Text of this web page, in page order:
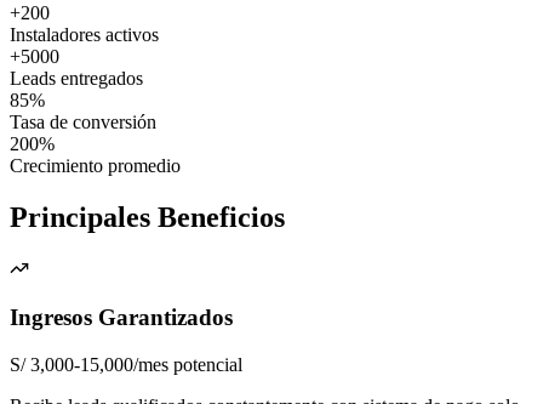
+200
Instaladores activos
+5000
Leads entregados
85%
Tasa de conversión
200%
Crecimiento promedio
Principales Beneficios
Ingresos Garantizados
S/ 3,000-15,000/mes potencial